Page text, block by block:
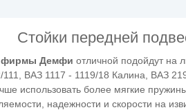
Стойки передней
фирмы Демфи отличной подойдут на
ВАЗ 1117 - 1119/18 Калина, ВАЗ
использовать более мягкие
надежности и скорости на